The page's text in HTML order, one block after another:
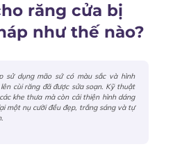
răng cửa bị
như thế nào?
sử dụng mão sứ có màu sắc và hình
cùi răng đã được sửa soạn. Kỹ thuật
khe thưa mà còn cải thiện hình dáng
một nụ cười đều đẹp, trắng sáng và tự